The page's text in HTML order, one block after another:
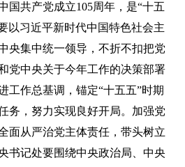
共产党成立105周年，是“十五
以习近平新时代中国特色社会主
央集中统一领导，不折不扣把党
党中央关于今年工作的决策部署
工作总基调，锚定“十五五”时期
务，努力实现良好开局。加强党
面从严治党主体责任，带头树立
书记处要围绕中央政治局、中央